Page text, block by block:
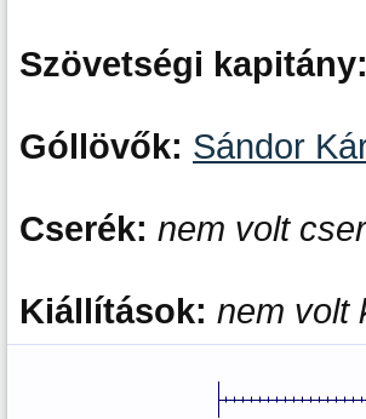
Szövetségi kapitány:
Góllövők: Sándor
Cserék: nem volt
Kiállítások: nem volt